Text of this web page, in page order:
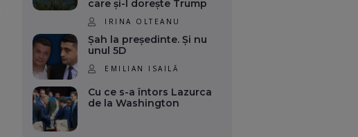
care și-l dorește Trump
IRINA OLTEANU
Șah la președinte. Și nu
unul 5D
EMILIAN ISAILĂ
Cu ce s-a întors Lazurca
de la Washington